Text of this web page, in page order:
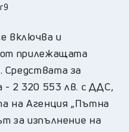
включва и
прилежащата
за
- 2 320 553 лв. с ДДС,
на Агенция „Пътна
за изпълнение на